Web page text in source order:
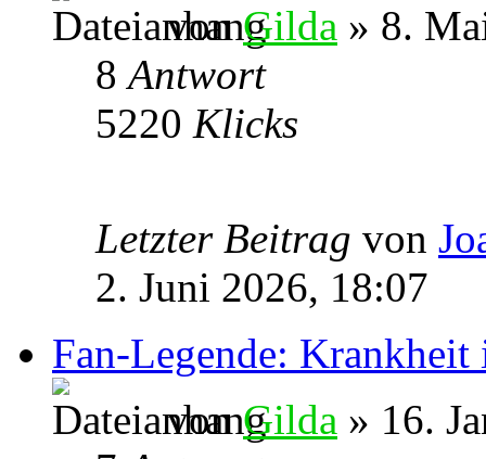
vonGilda » 8.
8Antwort
5220 Klicks
Letzter Beitrag von
2. Juni 2026, 18:07
Fan-Legende: Krankheit
vonGilda » 16.